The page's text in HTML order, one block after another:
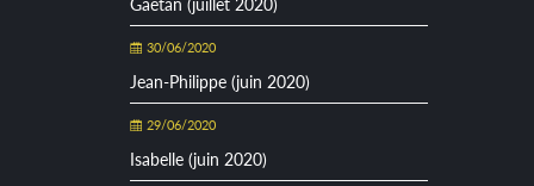
Gaetan (juillet 2020)
30/06/2020
Jean-Philippe (juin 2020)
29/06/2020
Isabelle (juin 2020)